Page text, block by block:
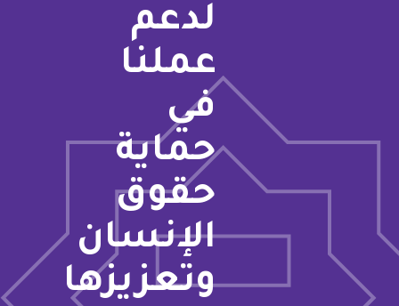
لدعم
عملنا
في
حماية
حقوق
الإنسان
وتعزيزها